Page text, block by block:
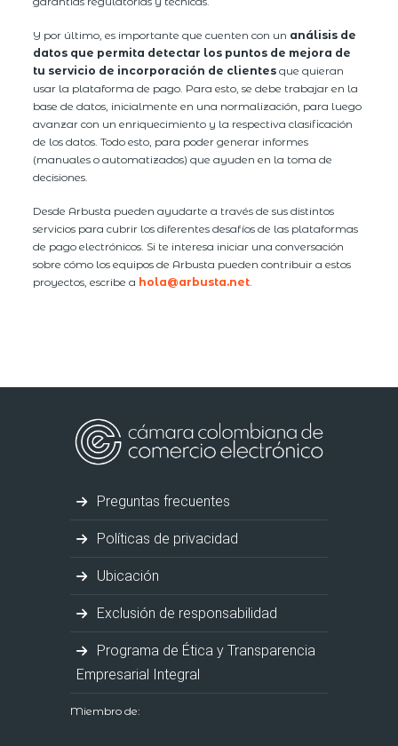
Y por último, es importante que cuenten con un análisis de
datos que permita detectar los puntos de mejora de
tu servicio de incorporación de clientes que quieran
usar la plataforma de pago. Para esto, se debe trabajar en la
base de datos, inicialmente en una normalización, para luego
avanzar con un enriquecimiento y la respectiva clasificación
de los datos. Todo esto, para poder generar informes
(manuales o automatizados) que ayuden en la toma de
decisiones.
Desde Arbusta pueden ayudarte a través de sus distintos
servicios para cubrir los diferentes desafíos de las plataformas
de pago electrónicos. Si te interesa iniciar una conversación
sobre cómo los equipos de Arbusta pueden contribuir a estos
proyectos, escribe a hola@arbusta.net
Preguntas frecuentes
Políticas de privacidad
Ubicación
Exclusión de responsabilidad
Programa de Ética y Transparencia
Empresarial Integral
Miembro de: